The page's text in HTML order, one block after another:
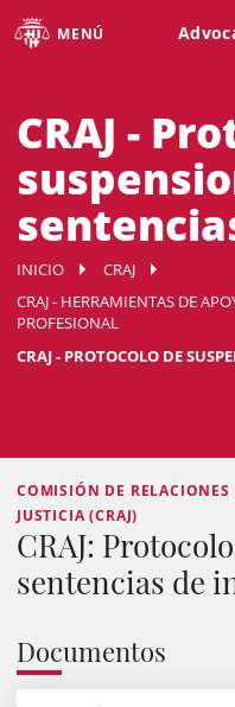
MENÚ
CRAJ -
INICIO
CRAJ
CRAJ - HERRAMIENTAS DE
PROFESIONAL
CRAJ - PROTOCOLO DE
COMISIÓN DE
JUSTICIA (CRAJ)
CRAJ:
sentencias de
Documentos